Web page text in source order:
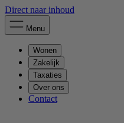
Direct naar inhoud
Menu
Wonen
Zakelijk
Taxaties
Over ons
Contact